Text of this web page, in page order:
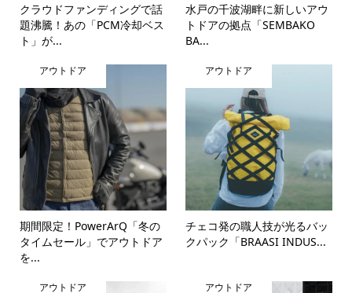
クラウドファンディングで話
題沸騰！あの「PCM冷却ベス
ト」が...
水戸の千波湖畔に新しいアウ
トドアの拠点「SEMBAKO
BA...
アウトドア
期間限定！PowerArQ「冬の
タイムセール」でアウトドア
を...
アウトドア
チェコ発の職人技が光るバッ
クパック「BRAASI INDUS...
アウトドア アウトドア